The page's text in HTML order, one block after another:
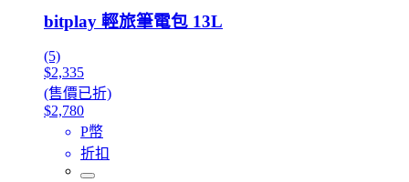
bitplay 輕旅筆電包 13L
(5)
$2,335
(售價已折)
$2,780
P幣
折扣